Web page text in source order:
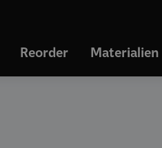
Reorder Materialien